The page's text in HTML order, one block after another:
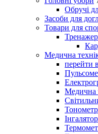
Обручі
Засоби для
Товари для
Медична
перейти
Медична